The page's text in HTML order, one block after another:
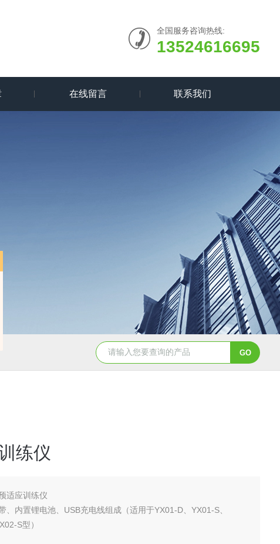
全国服务咨询热线:
13524616695
在线留言 联系我们
NHZ-06诺和振动排痰机厂家直销
练仪
适应训练仪
、内置锂电池、USB充电线组成（适用于YX01-D、YX01-S、
S型）